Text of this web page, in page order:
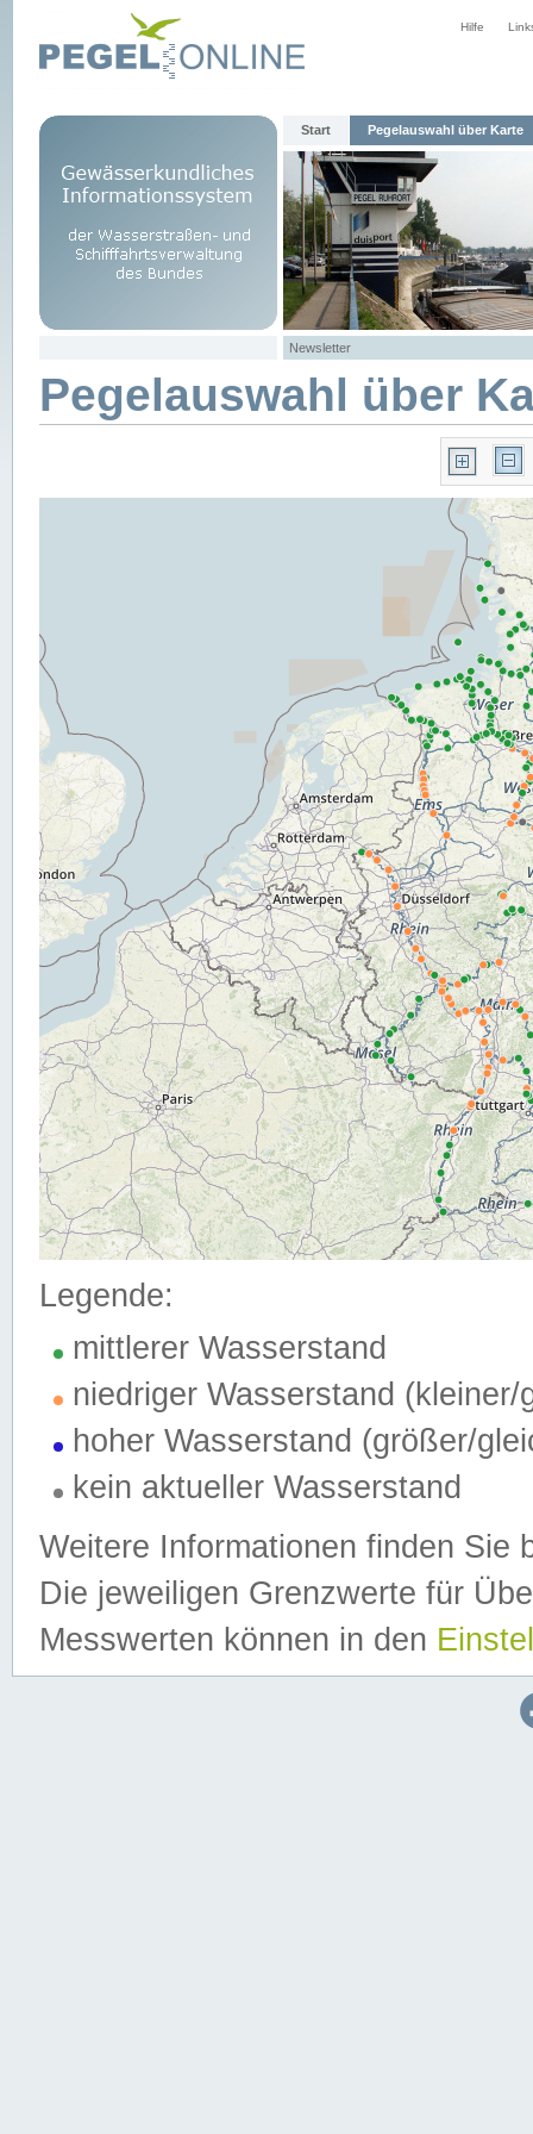
Hilfe
Start Pegelauswahl über Karte
Newsletter
Pegelauswahl über
Legende:
mittlerer Wasserstand
niedriger Wasserstand (kleiner/
hoher Wasserstand (größer/
kein aktueller Wasserstand
Weitere Informationen finden Sie
Die jeweiligen Grenzwerte für
Messwerten können in den